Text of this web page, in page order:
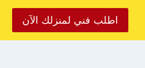
اطلب فني لمنزلك الآن